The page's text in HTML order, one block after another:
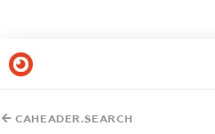
CAHEADER.SEARCH